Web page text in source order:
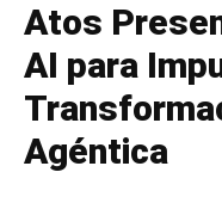
Atos
AI para
Agéntica